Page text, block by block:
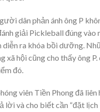
dân phản ánh ông P
giải Pickleball đúng vào
ra khóa bồi dưỡng.
xã hội cũng cho thấy ông
đó.
viên Tiền Phong đã liên
lời và cho biết cần “đặt